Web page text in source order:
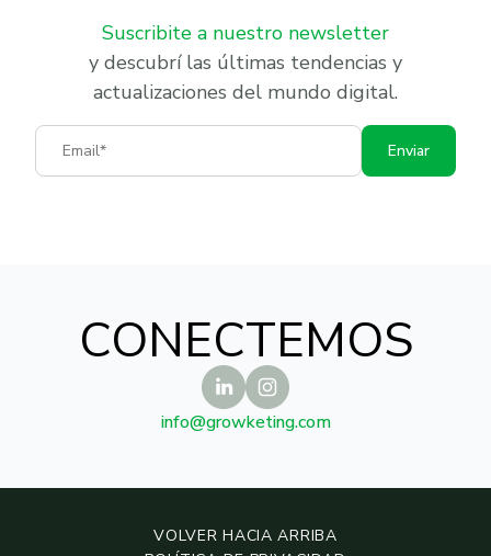
Suscribite a nuestro newsletter
y descubrí las últimas tendencias y
actualizaciones del mundo digital.
Email
Enviar
CONECTEMOS
info@growketing.com
VOLVER HACIA ARRIBA